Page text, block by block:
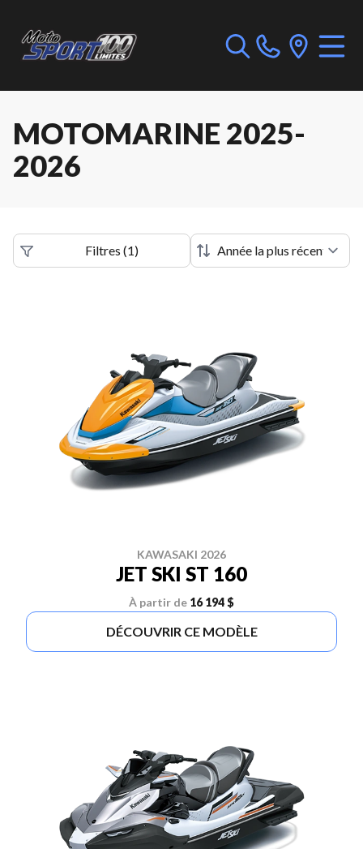
MOTOMARINE 2025-
2026
Filtres (1)
KAWASAKI 2026
JET SKI ST 160
À partir de 16 194 $
DÉCOUVRIR CE MODÈLE